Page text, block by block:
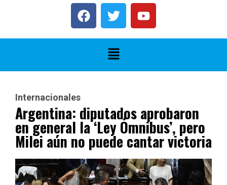
Internacionales
Argentina: diputados aprobaron
en general la ‘Ley Ómnibus’, pero
Milei aún no puede cantar victoria